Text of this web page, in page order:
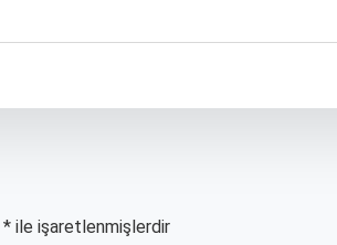
* ile işaretlenmişlerdir